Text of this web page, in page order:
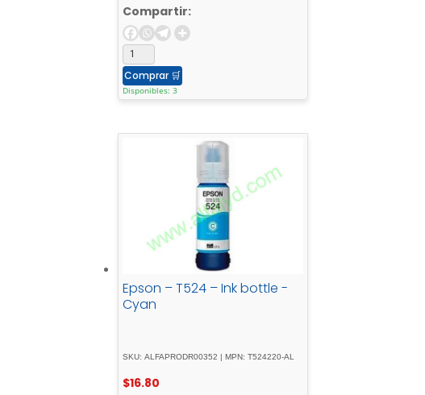
Compartir:
Comprar 🛒
Disponibles: 3
Epson – T524 – Ink bottle -
Cyan
SKU: ALFAPRODR00352 | MPN: T524220-AL
$16.80